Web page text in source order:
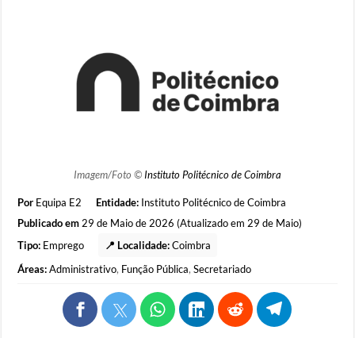
Imagem/Foto © Instituto Politécnico de Coimbra
Por Equipa E2 Entidade: Instituto Politécnico de Coimbra
Publicado em 29 de Maio de 2026 (Atualizado em 29 de Maio)
Tipo: Emprego 📍 Localidade: Coimbra
Áreas: Administrativo, Função Pública,Secretariado